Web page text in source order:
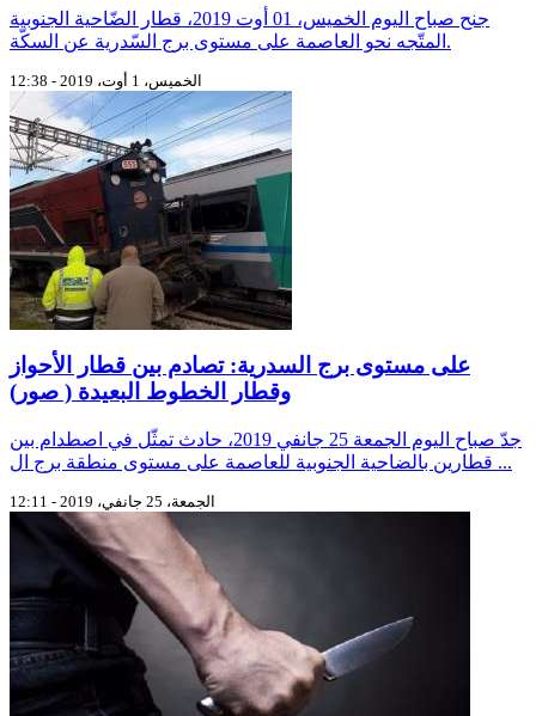
جنح صباح اليوم الخميس، 01 أوت 2019، قطار الضّاحية الجنوبية
المتّجه نحو العاصمة على مستوى برج السّدرية عن السكّة.
الخميس، 1 أوت، 2019 - 12:38
على مستوى برج السدرية: تصادم بين قطار الأحواز
وقطار الخطوط البعيدة ( صور)
جدّ صباح اليوم الجمعة 25 جانفي 2019، حادث تمثّل في اصطدام بين
قطارين بالضاحية الجنوبية للعاصمة على مستوى منطقة برج ال ...
الجمعة، 25 جانفي، 2019 - 12:11